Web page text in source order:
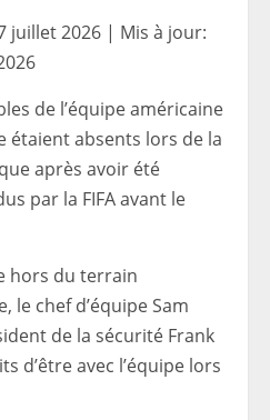
juillet 2026 | Mis à jour:
de l’équipe américaine
étaient absents lors de la
après avoir été
par la FIFA avant le
hors du terrain
le chef d’équipe Sam
de la sécurité Frank
d’être avec l’équipe lors